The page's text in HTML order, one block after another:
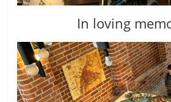
In loving